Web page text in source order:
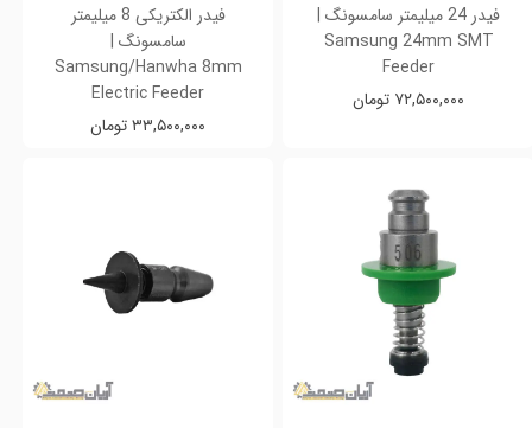
فیدر 24 میلیمتر سامسونگ |
Samsung 24mm SMT
Feeder
۷۲,۵۰۰,۰۰۰ تومان
فیدر الکتریکی 8 میلیمتر
سامسونگ |
Samsung/Hanwha 8mm
Electric Feeder
۳۳,۵۰۰,۰۰۰ تومان